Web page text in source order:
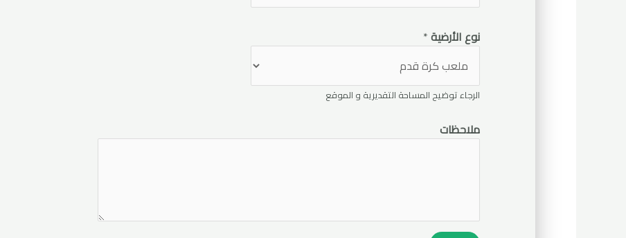
نوع الأرضية*
الرجاء توضيح المساحة التقديرية و الموقع
ملاحظات